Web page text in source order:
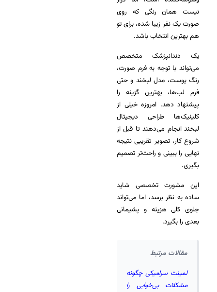
نیست همان رنگی که روی
صورت یک نفر زیبا شده، برای تو
هم بهترین انتخاب باشد.
یک دندانپزشک متخصص
می‌تواند با توجه به فرم صورت،
رنگ پوست، مدل لبخند و حتی
فرم لب‌ها، بهترین گزینه را
پیشنهاد دهد. امروزه خیلی از
کلینیک‌ها طراحی دیجیتال
لبخند انجام می‌دهند تا قبل از
شروع کار، تصویر تقریبی نتیجه
نهایی را ببینی و راحت‌تر تصمیم
بگیری.
این مشورت تخصصی شاید
ساده به نظر برسد، اما می‌تواند
جلوی کلی هزینه و پشیمانی
بعدی را بگیرد.
مقالات مرتبط
لمینت سرامیکی چگونه
مشکلات بی‌خوابی را